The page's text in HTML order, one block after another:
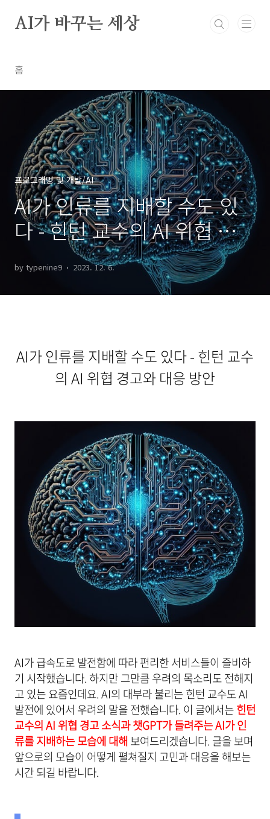
AI가 바꾸는 세상
홈
프로그래밍 및 개발/AI
AI가 인류를 지배할 수도 있
다 - 힌턴 교수의 AI 위협 경고
와 대응 방안
by typenine9 2023. 12. 6.
AI가 인류를 지배할 수도 있다 - 힌턴 교수
의 AI 위협 경고와 대응 방안
AI가 급속도로 발전함에 따라 편리한 서비스들이 즐비하
기 시작했습니다. 하지만 그만큼 우려의 목소리도 전해지
고 있는 요즘인데요. AI의 대부라 불리는 힌턴 교수도 AI
발전에 있어서 우려의 말을 전했습니다. 이 글에서는힌턴
교수의 AI 위협 경고 소식과 챗GPT가 들려주는 AI가 인
류를 지배하는 모습에 대해 보여드리겠습니다. 글을 보며
앞으로의 모습이 어떻게 펼쳐질지 고민과 대응을 해보는
시간 되길 바랍니다.